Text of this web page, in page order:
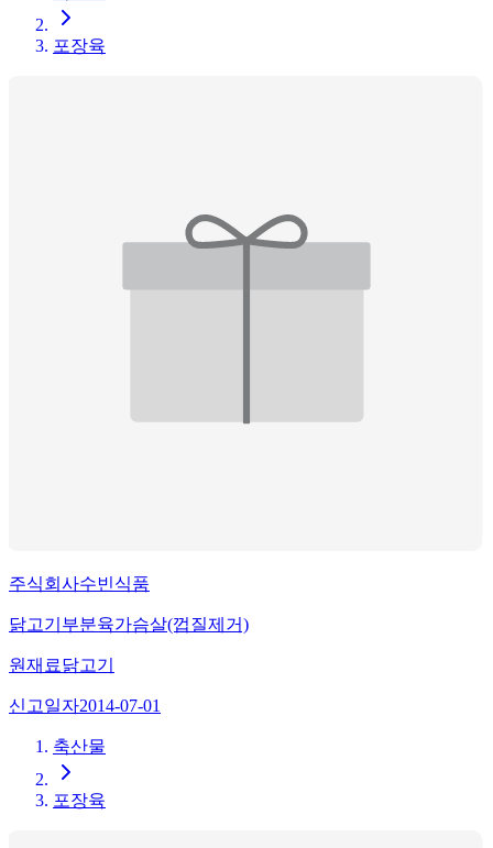
포장육
주식회사수빈식품
닭고기부분육가슴살(껍질제거)
원재료닭고기
신고일자2014-07-01
축산물
포장육